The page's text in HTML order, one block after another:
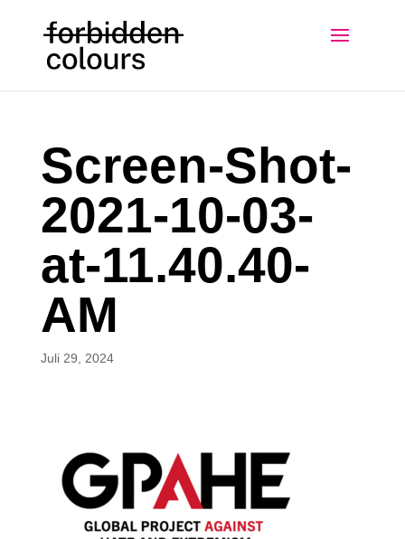
Screen-Shot-
2021-10-03-
at-11.40.40-
AM
Juli 29, 2024